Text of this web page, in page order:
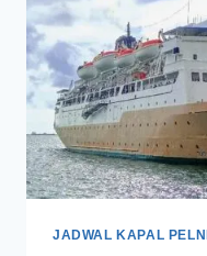
JADWAL KAPAL PELNI